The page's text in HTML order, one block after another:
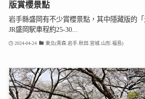
版賞櫻景點
岩手縣盛岡有不少賞櫻景點，其中隱藏版的
JR盛岡駅車程約25-30...
2024-04-24 東北(青森.岩手.秋田.宮城.山形.福島)